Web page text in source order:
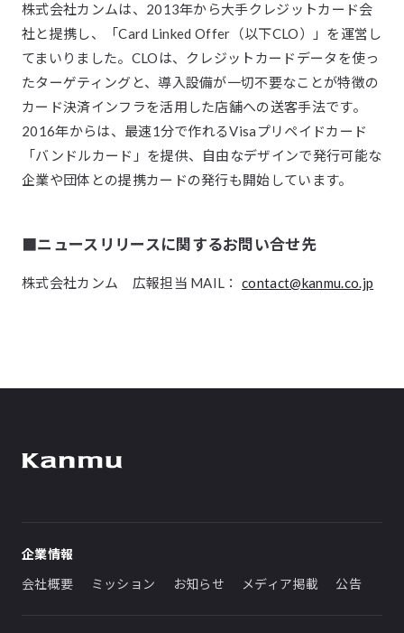
株式会社カンムは、2013年から大手クレジットカード会
社と提携し、「Card Linked Offer（以下CLO）」を運営し
てまいりました。CLOは、クレジットカードデータを使っ
たターゲティングと、導入設備が一切不要なことが特徴の
カード決済インフラを活用した店舗への送客手法です。
2016年からは、最速1分で作れるVisaプリペイドカード
「バンドルカード」を提供、自由なデザインで発行可能な
企業や団体との提携カードの発行も開始しています。
■ニュースリリースに関するお問い合せ先
株式会社カンム 広報担当 MAIL：contact@kanmu.co.jp
企業情報
会社概要
ミッション お知らせ メディア掲載 公告